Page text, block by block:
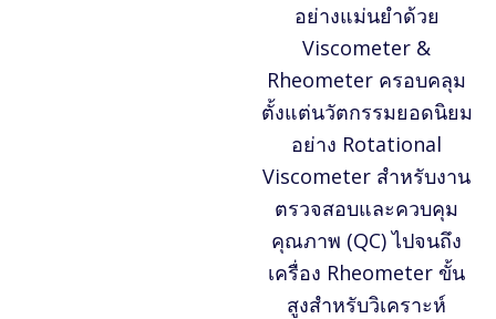
อย่างแม่นยำด้วย
Viscometer &
Rheometer ครอบคลุม
ตั้งแต่นวัตกรรมยอดนิยม
อย่าง Rotational
Viscometer สำหรับงาน
ตรวจสอบและควบคุม
คุณภาพ (QC) ไปจนถึง
เครื่อง Rheometer ขั้น
สูงสำหรับวิเคราะห์